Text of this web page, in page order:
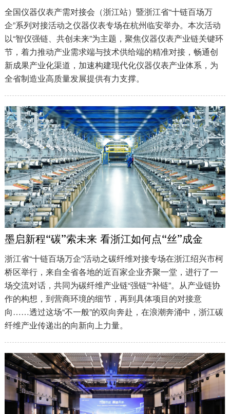
全国仪器仪表产需对接会（浙江站）暨浙江省“十链百场万
企”系列对接活动之仪器仪表专场在杭州临安举办。本次活动
以“智仪强链、共创未来”为主题，聚焦仪器仪表产业链关键环
节，着力推动产业需求端与技术供给端的精准对接，畅通创
新成果产业化渠道，加速构建现代化仪器仪表产业体系，为
全省制造业高质量发展提供有力支撑。
墨启新程“碳”索未来 看浙江如何点“丝”成金
浙江省“十链百场万企”活动之碳纤维对接专场在浙江绍兴市柯
桥区举行，来自全省各地的近百家企业齐聚一堂，进行了一
场交流对话，共同为碳纤维产业链“强链”“补链”。从产业链协
作的构想，到营商环境的细节，再到具体项目的对接意
向……透过这场“不一般”的双向奔赴，在浪潮奔涌中，浙江碳
纤维产业传递出的向新向上力量。